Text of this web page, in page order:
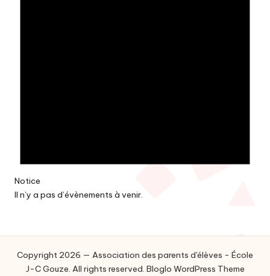
Notice
Il n’y a pas d’évènements à venir.
Copyright 2026 — Association des parents d'élèves - École
J-C Gouze. All rights reserved. Bloglo WordPress Theme